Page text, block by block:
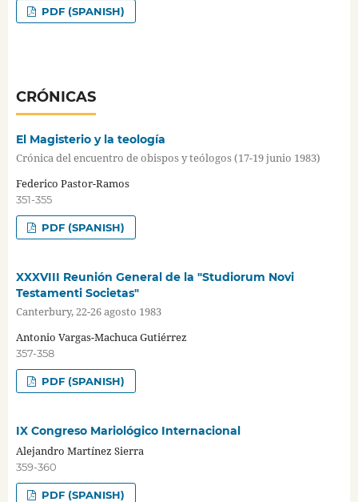
PDF (SPANISH)
CRÓNICAS
El Magisterio y la teología
Crónica del encuentro de obispos y teólogos (17-19 junio 1983)
Federico Pastor-Ramos
351-355
PDF (SPANISH)
XXXVIII Reunión General de la "Studiorum Novi
Testamenti Societas"
Canterbury, 22-26 agosto 1983
Antonio Vargas-Machuca Gutiérrez
357-358
PDF (SPANISH)
IX Congreso Mariológico Internacional
Alejandro Martínez Sierra
359-360
PDF (SPANISH)